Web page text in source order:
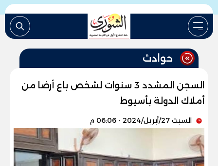
حوادث
السجن المشدد 3 سنوات لشخص باع أرضا من
أملاك الدولة بأسيوط
السبت 27/أبريل/2024 - 06:06 م